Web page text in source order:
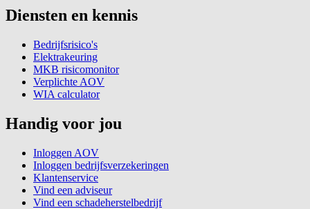
Diensten en kennis
Bedrijfsrisico's
Elektrakeuring
MKB risicomonitor
Verplichte AOV
WIA calculator
Handig voor jou
Inloggen AOV
Inloggen bedrijfsverzekeringen
Klantenservice
Vind een adviseur
Vind een schadeherstelbedrijf